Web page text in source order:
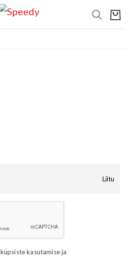
Liitu
küpsiste kasutamiseja